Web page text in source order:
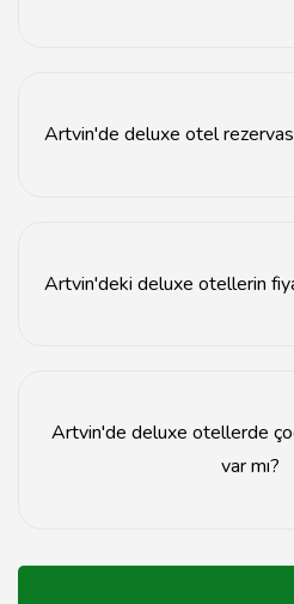
Artvin'de deluxe otel
Artvin'deki deluxe otellerin
Artvin'de deluxe otellerde
var mı?
odaları ve çocuk havuzları gibi